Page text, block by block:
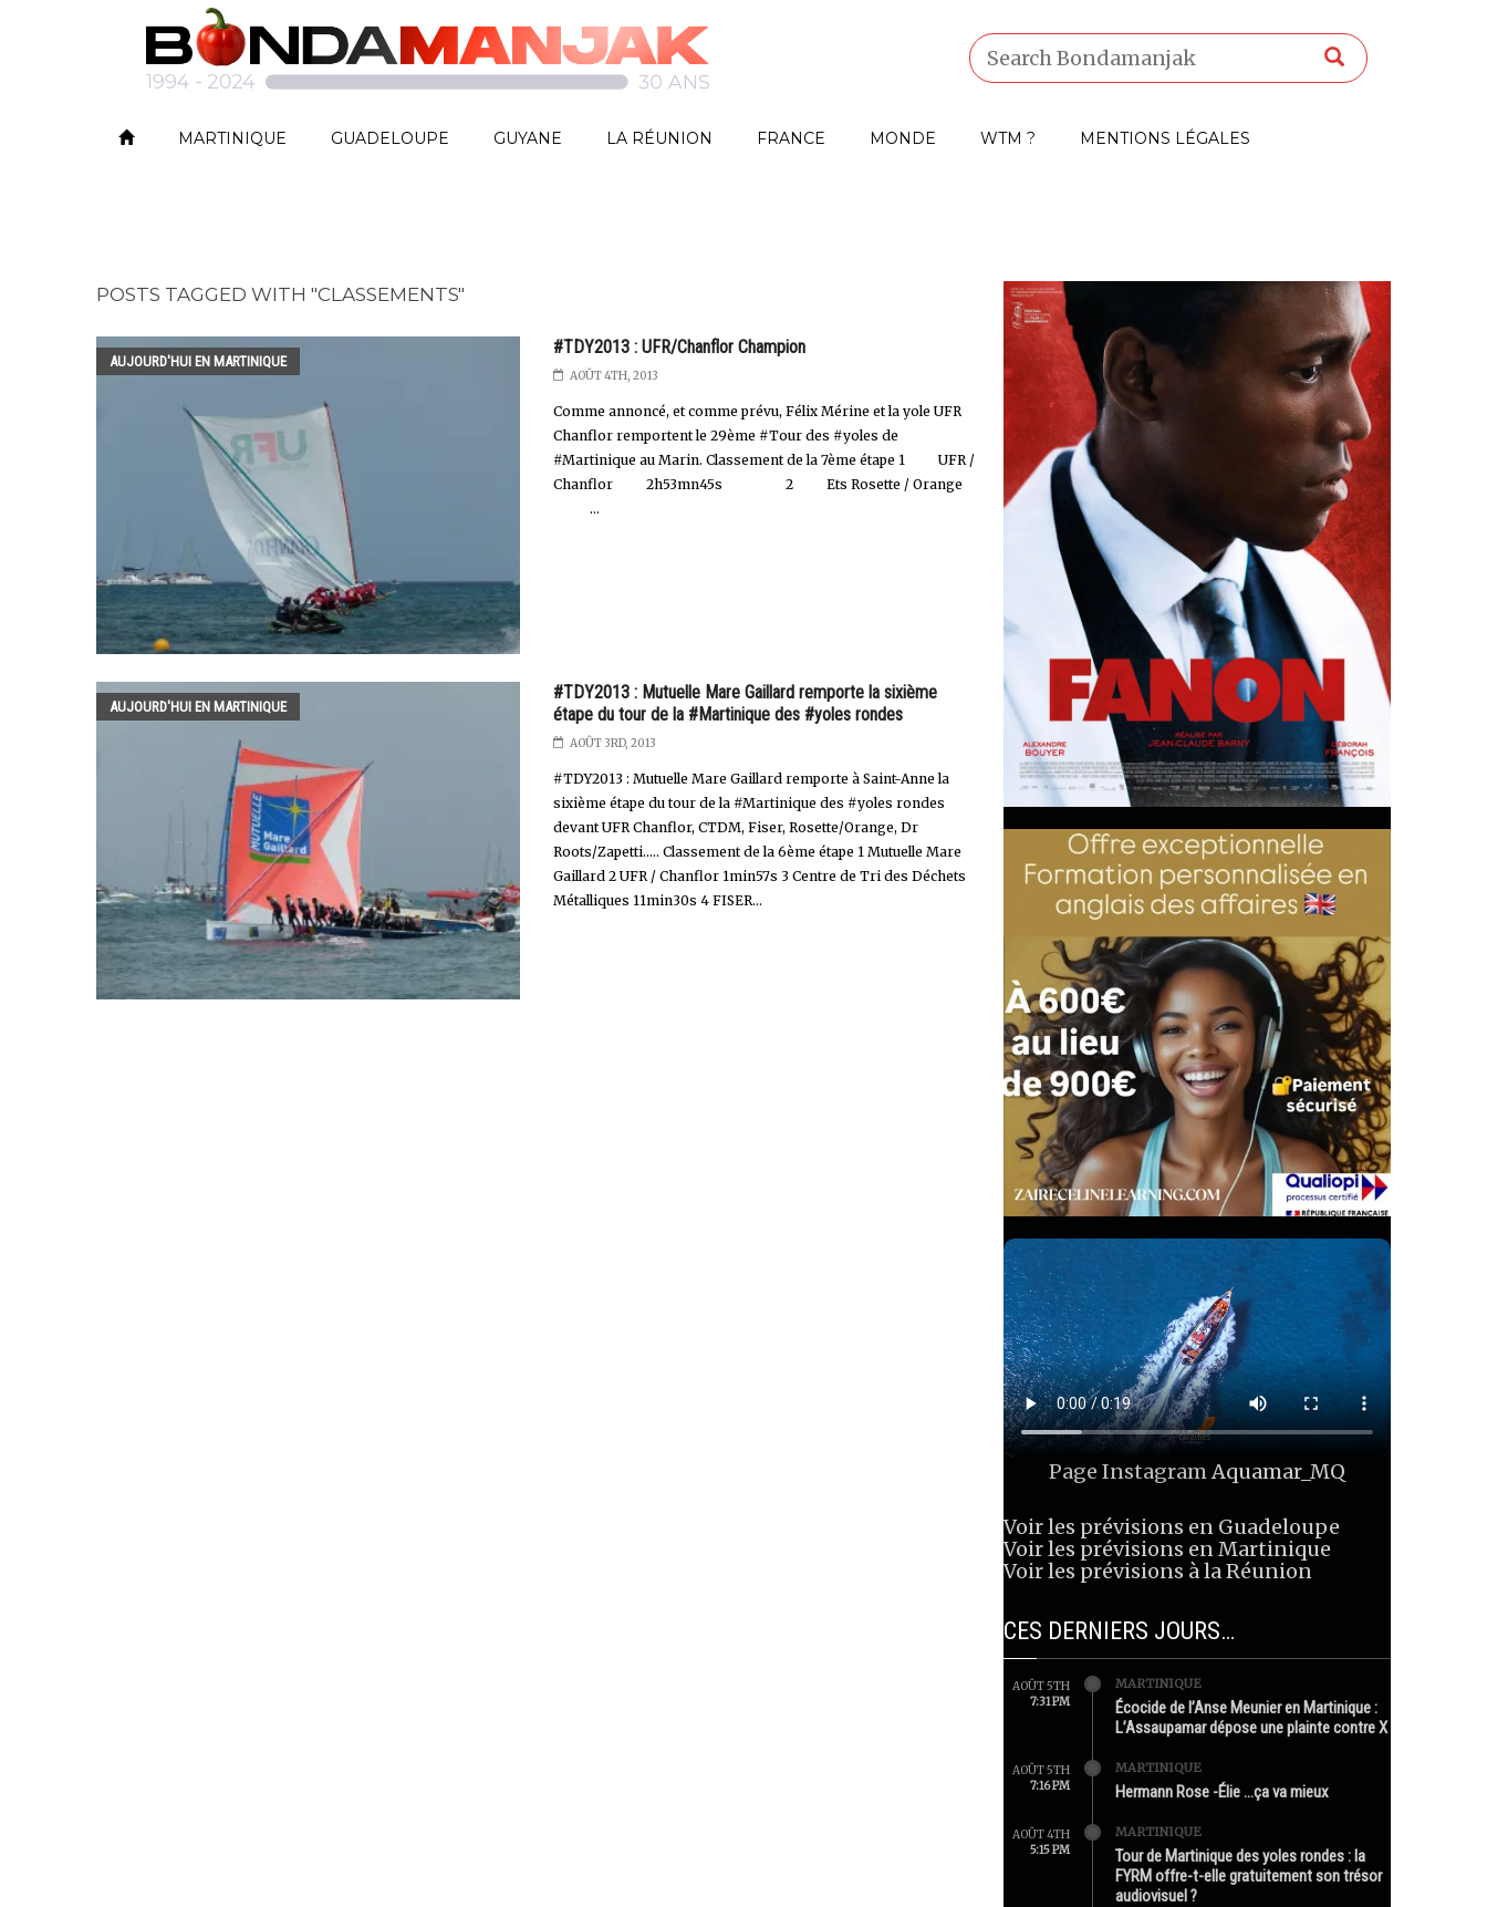
MARTINIQUE GUADELOUPE GUYANE LA RÉUNION FRANCE MONDE WTM ? MENTIONS LÉGALES
POSTS TAGGED WITH "CLASSEMENTS"
AUJOURD'HUI EN MARTINIQUE
#TDY2013 : UFR/Chanflor Champion
AOÛT 4TH, 2013
Comme annoncé, et comme prévu, Félix Mérine et la yole UFR
Chanflor remportent le 29ème #Tour des #yoles de
#Martinique au Marin. Classement de la 7ème étape 1 UFR /
Chanflor 2h53mn45s 2 Ets Rosette / Orange
...
AUJOURD'HUI EN MARTINIQUE
#TDY2013 : Mutuelle Mare Gaillard remporte la sixième
étape du tour de la #Martinique des #yoles rondes
AOÛT 3RD, 2013
#TDY2013 : Mutuelle Mare Gaillard remporte à Saint-Anne la
sixième étape du tour de la #Martinique des #yoles rondes
devant UFR Chanflor, CTDM, Fiser, Rosette/Orange, Dr
Roots/Zapetti..... Classement de la 6ème étape 1 Mutuelle Mare
Gaillard 2 UFR / Chanflor 1min57s 3 Centre de Tri des Déchets
Métalliques 11min30s 4 FISER...
Page InstagramAquamar_MQ
Voir les prévisions en Guadeloupe
Voir les prévisions en Martinique
Voir les prévisions à la Réunion
CES DERNIERS JOURS…
AOÛT 5TH
7:31 PM
MARTINIQUE
Écocide de l’Anse Meunier en Martinique :
L’Assaupamar dépose une plainte contre X
AOÛT 5TH
7:16 PM
MARTINIQUE
Hermann Rose -Élie …ça va mieux
AOÛT 4TH
5:15 PM
MARTINIQUE
Tour de Martinique des yoles rondes : la
FYRM offre-t-elle gratuitement son trésor
audiovisuel ?